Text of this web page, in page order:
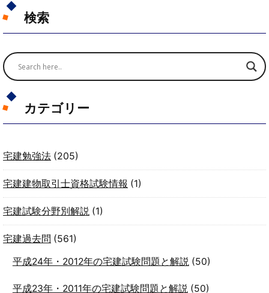
検索
カテゴリー
宅建勉強法 (205)
宅建建物取引士資格試験情報 (1)
宅建試験分野別解説 (1)
宅建過去問 (561)
平成24年・2012年の宅建試験問題と解説(50)
平成23年・2011年の宅建試験問題と解説(50)